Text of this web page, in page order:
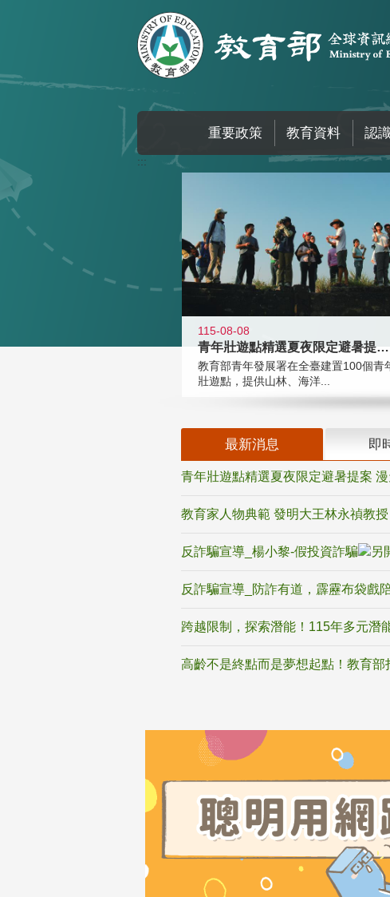
重要政策 教育資料 認
:::
115-08-08
青年壯遊點精選夏夜限定避暑提案 漫
教育部青年發展署在全臺建置100個青
壯遊點，提供山林、海洋...
最新消息 即
青年壯遊點精選夏夜限定避暑提案
教育家人物典範 發明大王林永禎教
反詐騙宣導_楊小黎-假投資詐騙
反詐騙宣導_防詐有道，霹靂布袋戲
跨越限制，探索潛能！115年多元潛
高齡不是終點而是夢想起點！教育